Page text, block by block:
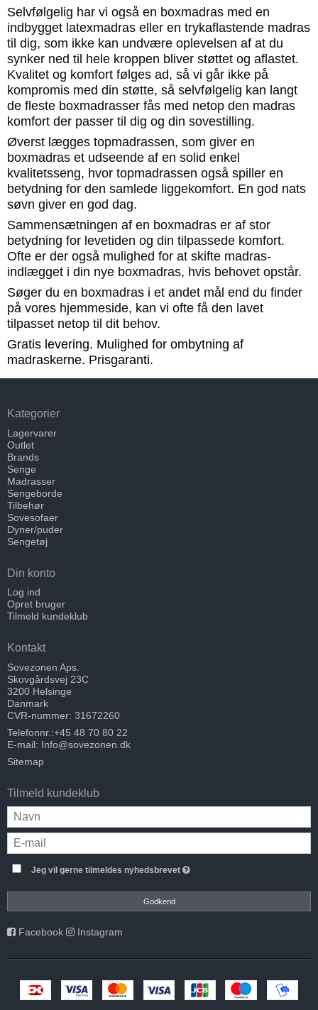
Selvfølgelig har vi også en boxmadras med en
indbygget latexmadras eller en trykaflastende madras
til dig, som ikke kan undvære oplevelsen af at du
synker ned til hele kroppen bliver støttet og aflastet.
Kvalitet og komfort følges ad, så vi går ikke på
kompromis med din støtte, så selvfølgelig kan langt
de fleste boxmadrasser fås med netop den madras
komfort der passer til dig og din sovestilling.
Øverst lægges topmadrassen, som giver en
boxmadras et udseende af en solid enkel
kvalitetsseng, hvor topmadrassen også spiller en
betydning for den samlede liggekomfort. En god nats
søvn giver en god dag.
Sammensætningen af en boxmadras er af stor
betydning for levetiden og din tilpassede komfort.
Ofte er der også mulighed for at skifte madras-
indlægget i din nye boxmadras, hvis behovet opstår.
Søger du en boxmadras i et andet mål end du finder
på vores hjemmeside, kan vi ofte få den lavet
tilpasset netop til dit behov.
Gratis levering. Mulighed for ombytning af
madraskerne. Prisgaranti.
Kategorier
Lagervarer
Outlet
Brands
Senge
Madrasser
Sengeborde
Tilbehør
Sovesofaer
Dyner/puder
Sengetøj
Din konto
Log ind
Opret bruger
Tilmeld kundeklub
Kontakt
Sovezonen Aps.
Skovgårdsvej 23C
3200 Helsinge
Danmark
CVR-nummer: 31672260
Telefonnr.:+45 48 70 80 22
E-mail: Info@sovezonen.dk
Sitemap
Tilmeld kundeklub
Jeg vil gerne tilmeldes nyhedsbrevet
Godkend
Facebook Instagram